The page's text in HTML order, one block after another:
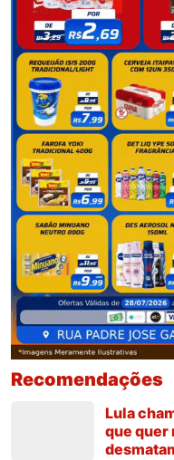
Recomendações
Lula
que quer